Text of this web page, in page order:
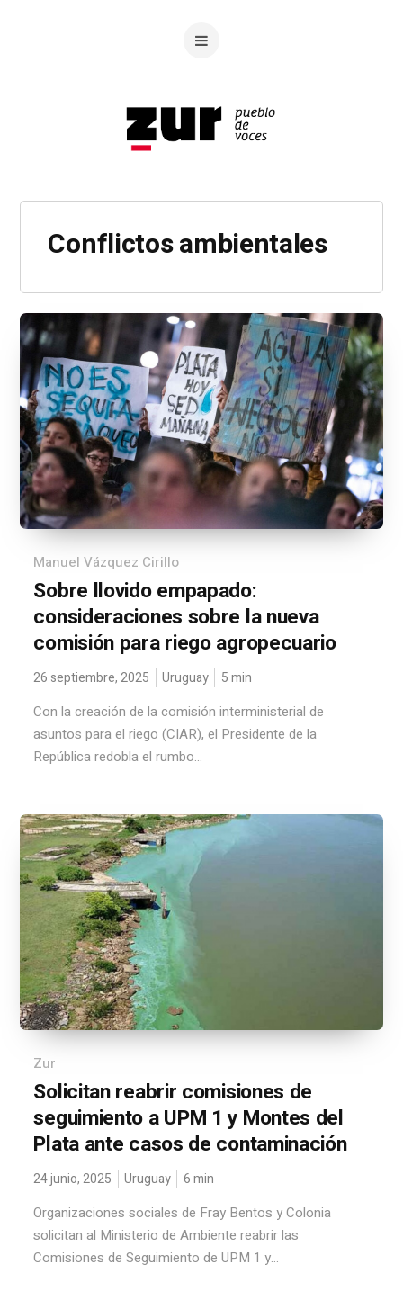
Conflictos ambientales
Manuel Vázquez Cirillo
Sobre llovido empapado:
consideraciones sobre la nueva
comisión para riego agropecuario
26 septiembre, 2025 Uruguay 5 min
Con la creación de la comisión interministerial de
asuntos para el riego (CIAR), el Presidente de la
República redobla el rumbo...
Zur
Solicitan reabrir comisiones de
seguimiento a UPM 1 y Montes del
Plata ante casos de contaminación
24 junio, 2025 Uruguay 6 min
Organizaciones sociales de Fray Bentos y Colonia
solicitan al Ministerio de Ambiente reabrir las
Comisiones de Seguimiento de UPM 1 y...